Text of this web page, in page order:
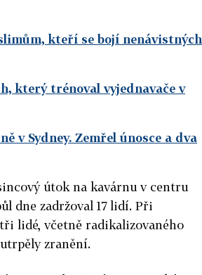
kteří se bojí nenávistných
který trénoval vyjednavače v
v Sydney. Zemřel únosce a dva
útok na kavárnu v centru
dne zadržoval 17 lidí. Při
lidé, včetně radikalizovaného
zranění.